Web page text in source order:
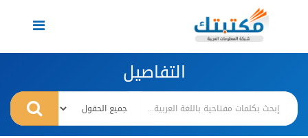
Toggle
navigation
التفاصيل